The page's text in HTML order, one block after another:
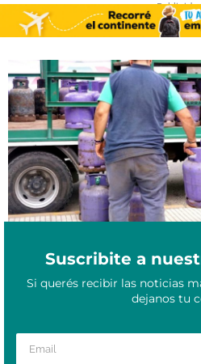
-
Ahora Gas en Misiones: dónde se
garrafas de $10.500
Agosto 19, 2025
Suscribite a
Si querés recibir las noticias
dejanos tu